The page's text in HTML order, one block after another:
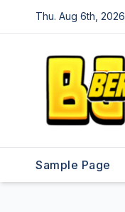
to
Thu. Aug 6th, 2026
Sample Page